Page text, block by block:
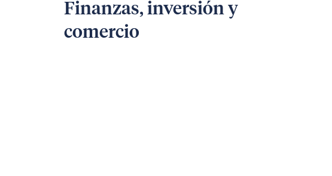
Finanzas, inversión y
comercio